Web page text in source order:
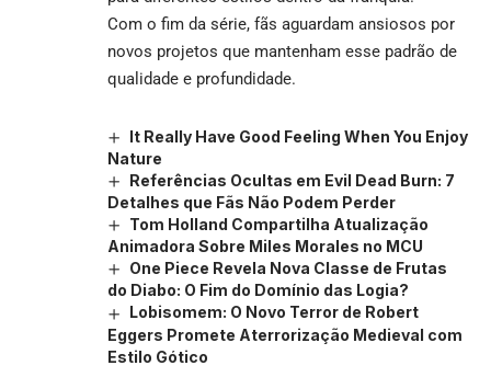
Com o fim da série, fãs aguardam ansiosos por
novos projetos que mantenham esse padrão de
qualidade e profundidade.
It Really Have Good Feeling When You Enjoy
Nature
Referências Ocultas em Evil Dead Burn: 7
Detalhes que Fãs Não Podem Perder
Tom Holland Compartilha Atualização
Animadora Sobre Miles Morales no MCU
One Piece Revela Nova Classe de Frutas
do Diabo: O Fim do Domínio das Logia?
Lobisomem: O Novo Terror de Robert
Eggers Promete Aterrorização Medieval com
Estilo Gótico